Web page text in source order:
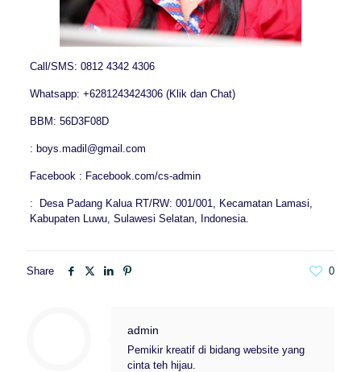
Call/SMS: 0812 4342 4306
Whatsapp: +6281243424306 (Klik dan Chat)
BBM: 56D3F08D
: boys.madil@gmail.com
Facebook : Facebook.com/cs-admin
: Desa Padang Kalua RT/RW: 001/001, Kecamatan Lamasi,
Kabupaten Luwu, Sulawesi Selatan, Indonesia.
Share 0
admin
Pemikir kreatif di bidang website yang
cinta teh hijau.